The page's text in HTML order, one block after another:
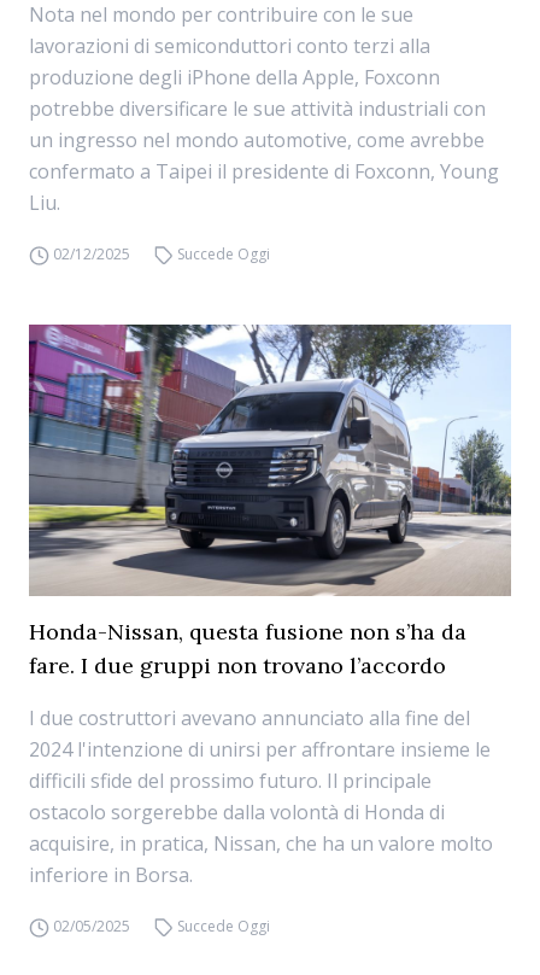
Nota nel mondo per contribuire con le sue
lavorazioni di semiconduttori conto terzi alla
produzione degli iPhone della Apple, Foxconn
potrebbe diversificare le sue attività industriali con
un ingresso nel mondo automotive, come avrebbe
confermato a Taipei il presidente di Foxconn, Young
Liu.
02/12/2025 Succede Oggi
Honda-Nissan, questa fusione non s’ha da
fare. I due gruppi non trovano l’accordo
I due costruttori avevano annunciato alla fine del
2024 l'intenzione di unirsi per affrontare insieme le
difficili sfide del prossimo futuro. Il principale
ostacolo sorgerebbe dalla volontà di Honda di
acquisire, in pratica, Nissan, che ha un valore molto
inferiore in Borsa.
02/05/2025 Succede Oggi